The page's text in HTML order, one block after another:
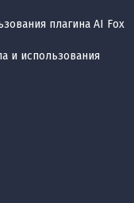
плагина AI Fox
и использования